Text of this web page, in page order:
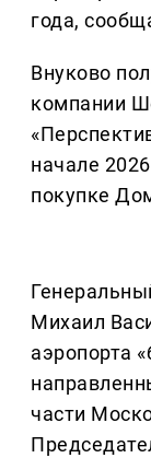
года,
Внуково
компании
начале
покупке
Михаил
аэропорта
части